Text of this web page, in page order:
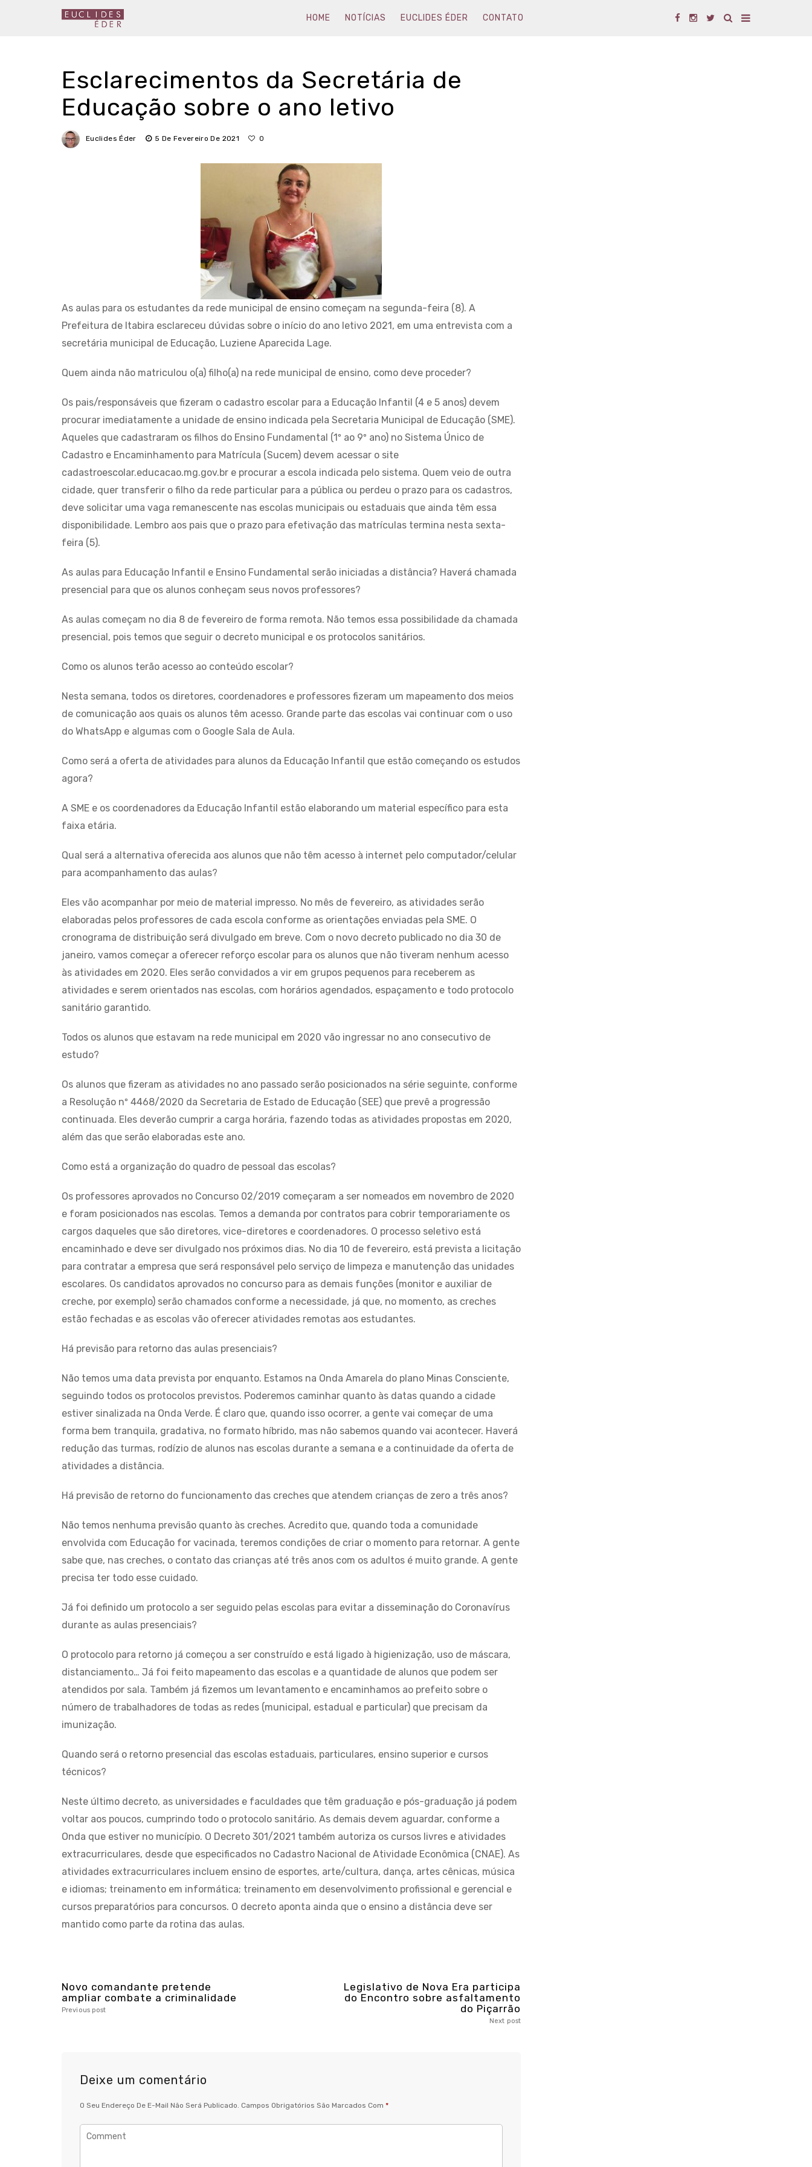
HOME NOTÍCIAS EUCLIDES ÉDER CONTATO
Esclarecimentos da Secretária de
Educação sobre o ano letivo
Euclides Éder 5 De Fevereiro De 2021 0
As aulas para os estudantes da rede municipal de ensino começam na segunda-feira (8). A
Prefeitura de Itabira esclareceu dúvidas sobre o início do ano letivo 2021, em uma entrevista com a
secretária municipal de Educação, Luziene Aparecida Lage.
Quem ainda não matriculou o(a) filho(a) na rede municipal de ensino, como deve proceder?
Os pais/responsáveis que fizeram o cadastro escolar para a Educação Infantil (4 e 5 anos) devem
procurar imediatamente a unidade de ensino indicada pela Secretaria Municipal de Educação (SME).
Aqueles que cadastraram os filhos do Ensino Fundamental (1º ao 9º ano) no Sistema Único de
Cadastro e Encaminhamento para Matrícula (Sucem) devem acessar o site
cadastroescolar.educacao.mg.gov.br e procurar a escola indicada pelo sistema. Quem veio de outra
cidade, quer transferir o filho da rede particular para a pública ou perdeu o prazo para os cadastros,
deve solicitar uma vaga remanescente nas escolas municipais ou estaduais que ainda têm essa
disponibilidade. Lembro aos pais que o prazo para efetivação das matrículas termina nesta sexta-
feira (5).
As aulas para Educação Infantil e Ensino Fundamental serão iniciadas a distância? Haverá chamada
presencial para que os alunos conheçam seus novos professores?
As aulas começam no dia 8 de fevereiro de forma remota. Não temos essa possibilidade da chamada
presencial, pois temos que seguir o decreto municipal e os protocolos sanitários.
Como os alunos terão acesso ao conteúdo escolar?
Nesta semana, todos os diretores, coordenadores e professores fizeram um mapeamento dos meios
de comunicação aos quais os alunos têm acesso. Grande parte das escolas vai continuar com o uso
do WhatsApp e algumas com o Google Sala de Aula.
Como será a oferta de atividades para alunos da Educação Infantil que estão começando os estudos
agora?
A SME e os coordenadores da Educação Infantil estão elaborando um material específico para esta
faixa etária.
Qual será a alternativa oferecida aos alunos que não têm acesso à internet pelo computador/celular
para acompanhamento das aulas?
Eles vão acompanhar por meio de material impresso. No mês de fevereiro, as atividades serão
elaboradas pelos professores de cada escola conforme as orientações enviadas pela SME. O
cronograma de distribuição será divulgado em breve. Com o novo decreto publicado no dia 30 de
janeiro, vamos começar a oferecer reforço escolar para os alunos que não tiveram nenhum acesso
às atividades em 2020. Eles serão convidados a vir em grupos pequenos para receberem as
atividades e serem orientados nas escolas, com horários agendados, espaçamento e todo protocolo
sanitário garantido.
Todos os alunos que estavam na rede municipal em 2020 vão ingressar no ano consecutivo de
estudo?
Os alunos que fizeram as atividades no ano passado serão posicionados na série seguinte, conforme
a Resolução nº 4468/2020 da Secretaria de Estado de Educação (SEE) que prevê a progressão
continuada. Eles deverão cumprir a carga horária, fazendo todas as atividades propostas em 2020,
além das que serão elaboradas este ano.
Como está a organização do quadro de pessoal das escolas?
Os professores aprovados no Concurso 02/2019 começaram a ser nomeados em novembro de 2020
e foram posicionados nas escolas. Temos a demanda por contratos para cobrir temporariamente os
cargos daqueles que são diretores, vice-diretores e coordenadores. O processo seletivo está
encaminhado e deve ser divulgado nos próximos dias. No dia 10 de fevereiro, está prevista a licitação
para contratar a empresa que será responsável pelo serviço de limpeza e manutenção das unidades
escolares. Os candidatos aprovados no concurso para as demais funções (monitor e auxiliar de
creche, por exemplo) serão chamados conforme a necessidade, já que, no momento, as creches
estão fechadas e as escolas vão oferecer atividades remotas aos estudantes.
Há previsão para retorno das aulas presenciais?
Não temos uma data prevista por enquanto. Estamos na Onda Amarela do plano Minas Consciente,
seguindo todos os protocolos previstos. Poderemos caminhar quanto às datas quando a cidade
estiver sinalizada na Onda Verde. É claro que, quando isso ocorrer, a gente vai começar de uma
forma bem tranquila, gradativa, no formato híbrido, mas não sabemos quando vai acontecer. Haverá
redução das turmas, rodízio de alunos nas escolas durante a semana e a continuidade da oferta de
atividades a distância.
Há previsão de retorno do funcionamento das creches que atendem crianças de zero a três anos?
Não temos nenhuma previsão quanto às creches. Acredito que, quando toda a comunidade
envolvida com Educação for vacinada, teremos condições de criar o momento para retornar. A gente
sabe que, nas creches, o contato das crianças até três anos com os adultos é muito grande. A gente
precisa ter todo esse cuidado.
Já foi definido um protocolo a ser seguido pelas escolas para evitar a disseminação do Coronavírus
durante as aulas presenciais?
O protocolo para retorno já começou a ser construído e está ligado à higienização, uso de máscara,
distanciamento… Já foi feito mapeamento das escolas e a quantidade de alunos que podem ser
atendidos por sala. Também já fizemos um levantamento e encaminhamos ao prefeito sobre o
número de trabalhadores de todas as redes (municipal, estadual e particular) que precisam da
imunização.
Quando será o retorno presencial das escolas estaduais, particulares, ensino superior e cursos
técnicos?
Neste último decreto, as universidades e faculdades que têm graduação e pós-graduação já podem
voltar aos poucos, cumprindo todo o protocolo sanitário. As demais devem aguardar, conforme a
Onda que estiver no município. O Decreto 301/2021 também autoriza os cursos livres e atividades
extracurriculares, desde que especificados no Cadastro Nacional de Atividade Econômica (CNAE). As
atividades extracurriculares incluem ensino de esportes, arte/cultura, dança, artes cênicas, música
e idiomas; treinamento em informática; treinamento em desenvolvimento profissional e gerencial e
cursos preparatórios para concursos. O decreto aponta ainda que o ensino a distância deve ser
mantido como parte da rotina das aulas.
Novo comandante pretende
ampliar combate a criminalidade
Previous post
Legislativo de Nova Era participa
do Encontro sobre asfaltamento
do Piçarrão
Next post
Deixe um comentário
O Seu Endereço De E-Mail Não Será Publicado. Campos Obrigatórios São Marcados Com *